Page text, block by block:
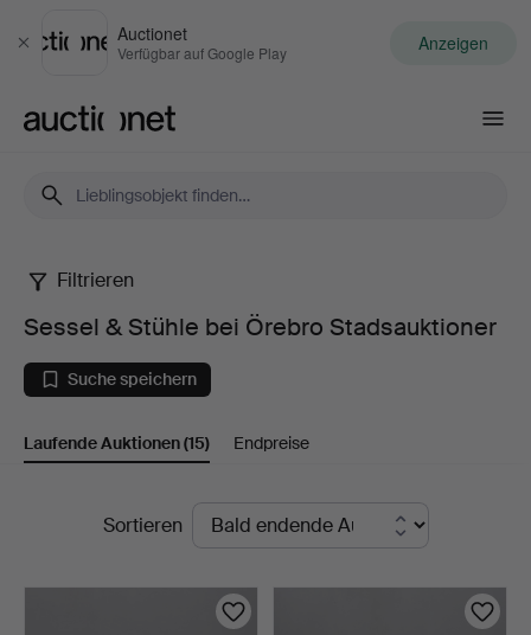
Schließen
Auctionet
Verfügbar auf Google Play Anzeigen
Sessel
Stühle
bei
Örebro
Stadsauktioner
Filtrieren
Sessel & Stühle bei Örebro Stadsauktioner
Suche speichern
Laufende Auktionen(15) Endpreise
LaufendeSortieren